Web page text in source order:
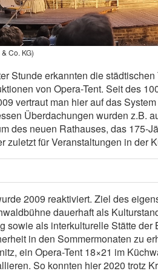
Co. KG)
Stunde erkannten die
von Opera-Tent. Seit des
vertraut man hier auf das
Überdachungen wurden z.B.
des neuen Rathauses, das 175-
zuletzt für Veranstaltungen in der
2009 reaktiviert. Ziel des
dauerhaft als
sowie als interkulturelle Stätte der
in den Sommermonaten zu
ein Opera-Tent 18×21 im
So konnten hier 2020 trotz